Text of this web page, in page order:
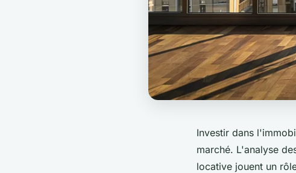
Investir dans
marché. L'analyse
locative jouent un